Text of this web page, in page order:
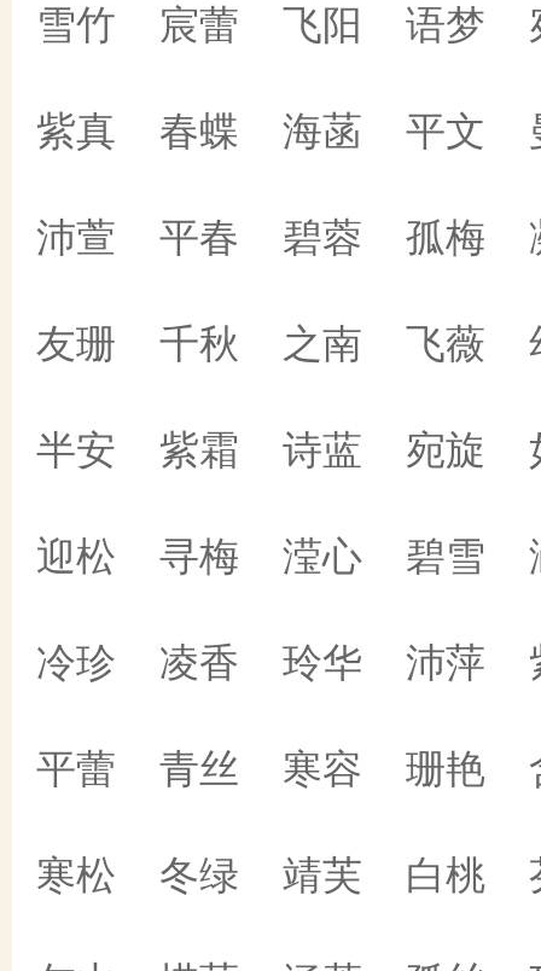
雪竹 宸蕾 飞阳 语梦
紫真 春蝶 海菡 平文
沛萱 平春 碧蓉 孤梅
友珊 千秋 之南 飞薇
半安 紫霜 诗蓝 宛旋
迎松 寻梅 滢心 碧雪
冷珍 凌香 玲华 沛萍
平蕾 青丝 寒容 珊艳
寒松 冬绿 靖芙 白桃